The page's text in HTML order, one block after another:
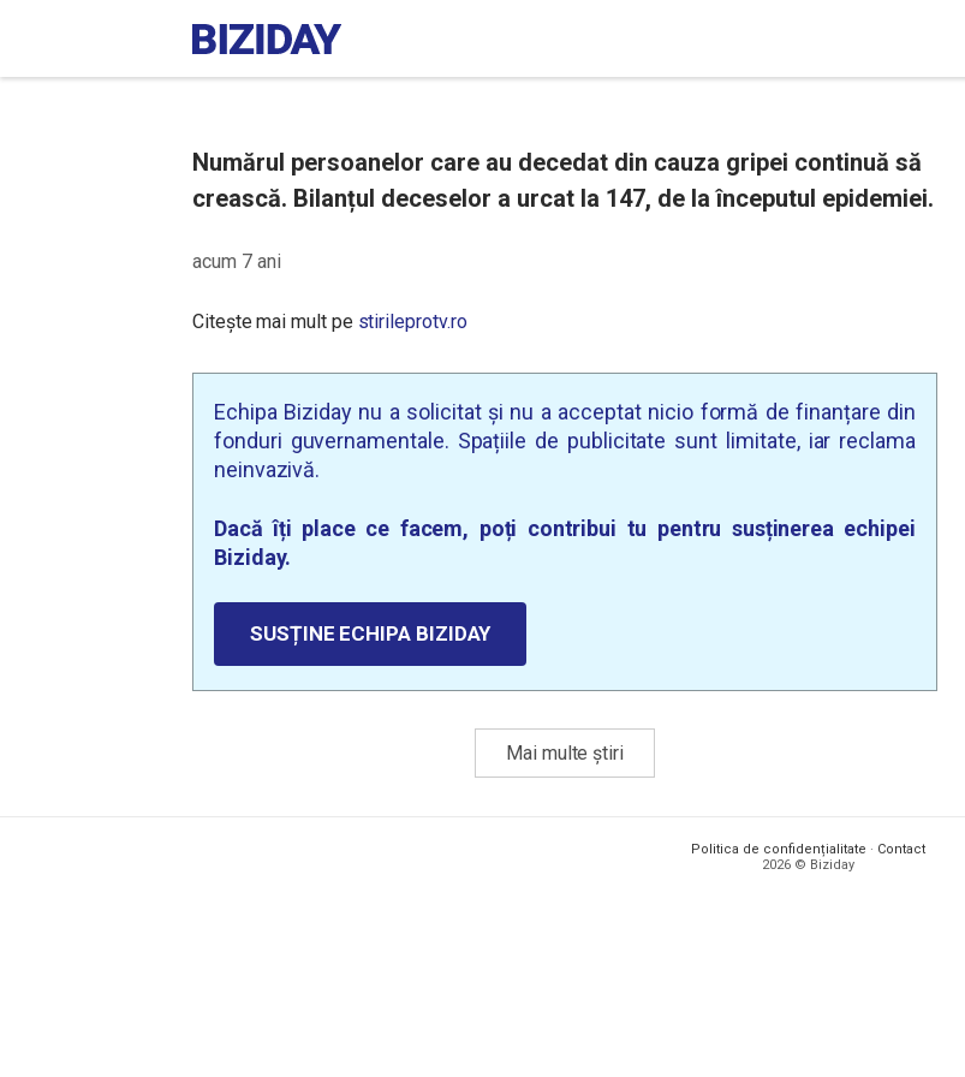
Numărul persoanelor care au decedat din cauza gripei continuă să
crească. Bilanțul deceselor a urcat la 147, de la începutul epidemiei.
acum 7 ani
Citește mai mult pe stirileprotv.ro
Echipa Biziday nu a solicitat și nu a acceptat nicio formă de finanțare din
fonduri guvernamentale. Spațiile de publicitate sunt limitate, iar reclama
neinvazivă.
Dacă îți place ce facem, poți contribui tu pentru susținerea echipei
Biziday.
SUSȚINE ECHIPA BIZIDAY
Mai multe știri
Politica de confidențialitate · Contact
2026 © Biziday